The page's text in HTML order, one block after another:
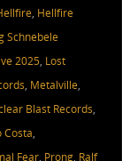
, Hellfire
Schnebele
2025, Lost
, Metalville,
Blast Records,
Costa,
Fear, Prong, Ralf